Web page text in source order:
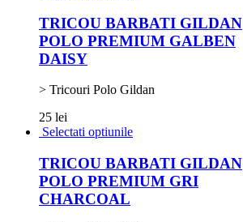
TRICOU BARBATI GILDAN
POLO PREMIUM GALBEN
DAISY
> Tricouri Polo Gildan
25 lei
Selectati optiunile
TRICOU BARBATI GILDAN
POLO PREMIUM GRI
CHARCOAL